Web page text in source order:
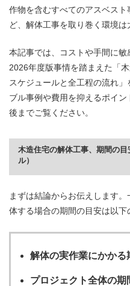
作物を含むすべてのアスベス
ど、解体工事を取り巻く環境は
本記事では、コストや手間に
2026年度版事情を踏まえた「
スケジュールと全工程の流れ
ブル事例や費用を抑えるポイ
後までご覧ください。
木造住宅の解体工事、期間の
ル）
まずは結論からお伝えします
体する場合の期間の目安は以下
解体の実作業にかかる
プロジェクト全体の期